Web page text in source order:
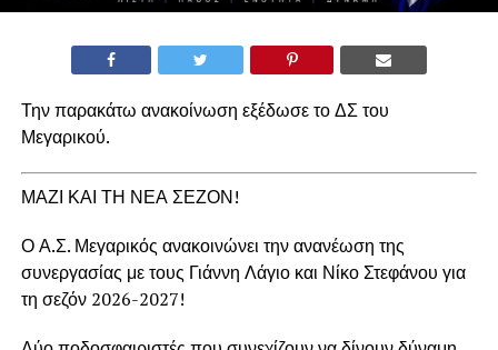
Την παρακάτω ανακοίνωση εξέδωσε το ΔΣ του
Μεγαρικού.
ΜΑΖΙ ΚΑΙ ΤΗ ΝΕΑ ΣΕΖΟΝ!
Ο Α.Σ. Μεγαρικός ανακοινώνει την ανανέωση της
συνεργασίας με τους Γιάννη Λάγιο και Νίκο Στεφάνου για
τη σεζόν 2026-2027!